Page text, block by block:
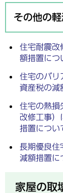
その他の
住宅耐震改
額措置につ
住宅のバリ
資産税の減
住宅の熱損
改修工事）
措置につい
長期優良住
減額措置に
家屋の取